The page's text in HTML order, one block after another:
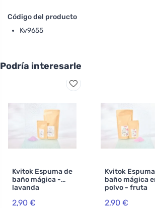
Código del producto
Kv9655
Podría interesarle
Kvitok Espuma de
baño mágica -
lavanda
2,90 €
Kvitok
baño mágica
polvo - fruta
2,90 €